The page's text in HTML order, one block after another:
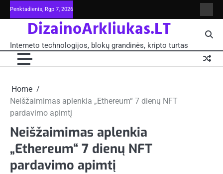
Skip
to
Penktadienis, Rgp 7, 2026
ir
blokų
DizainoArkliukas.LT
Interneto technologijos, blokų grandinės, kripto turtas
Home
Neišžaimimas aplenkia „Ethereum“ 7 dienų NFT
pardavimo apimtį
Neišžaimimas aplenkia
„Ethereum“ 7 dienų NFT
pardavimo apimtį